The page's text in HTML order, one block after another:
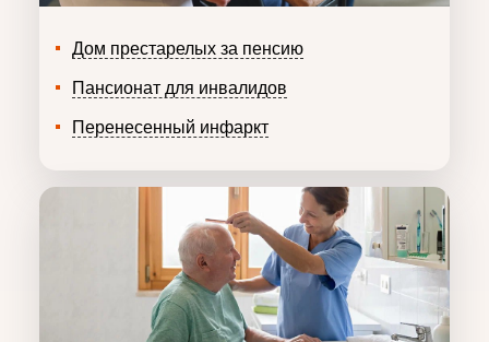
Дом престарелых за пенсию
Пансионат для инвалидов
Перенесенный инфаркт